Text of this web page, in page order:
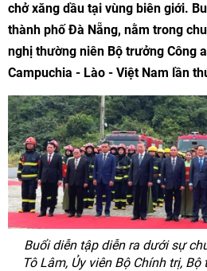
chở xăng dầu tại vùng biên giới.
thành phố Đà Nẵng, nằm trong
nghị thường niên Bộ trưởng Công
Campuchia - Lào - Việt Nam lần
Buổi diễn tập diễn ra dưới sự
Tô Lâm, Ủy viên Bộ Chính trị,